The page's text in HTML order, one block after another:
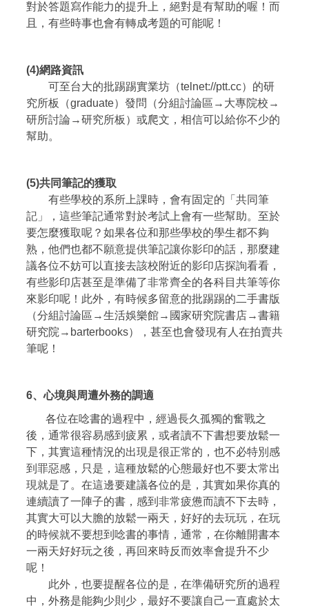
對於答題寫作能力的提升上，絕對是有幫助的喔！而
且，有些時事也會有轉成考題的可能呢！
(4)網路資訊
可至台大的批踢踢實業坊（telnet://ptt.cc）的研
究所板（graduate）發問（分組討論區→大專院校→
研所討論→研究所板）或爬文，相信可以給你不少的
幫助。
(5)共同筆記的獲取
有些學校的系所上課時，會有固定的「共同筆
記」，這些筆記通常對於考試上會有一些幫助。至於
要怎麼獲取呢？如果各位和那些學校的學生都不夠
熟，他們也都不願意提供筆記讓你影印的話，那麼建
議各位不妨可以直接去該校附近的影印店探詢看看，
有些影印店甚至是準備了非常齊全的各科目共筆等你
來影印呢！此外，有時候多留意的批踢踢的二手書版
（分組討論區→生活娛樂館→國家研究院書店→書籍
研究院→barterbooks），甚至也會發現有人在拍賣共
筆呢！
6、心境與周遭外務的調適
各位在唸書的過程中，經過長久孤獨的奮戰之
後，通常很容易感到疲累，或者讀不下書想要放鬆一
下，其實這種情況的出現是很正常的，也不必特別感
到罪惡感，只是，這種放鬆的心態最好也不要太常出
現就是了。在這邊要建議各位的是，其實如果你真的
連續讀了一陣子的書，感到非常疲憊而讀不下去時，
其實大可以大膽的放鬆一兩天，好好的去玩玩，在玩
的時候就不要想到唸書的事情，通常，在你離開書本
一兩天好好玩之後，再回來時反而效率會提升不少
呢！
此外，也要提醒各位的是，在準備研究所的過程
中，外務是能夠少則少，最好不要讓自己一直處於太